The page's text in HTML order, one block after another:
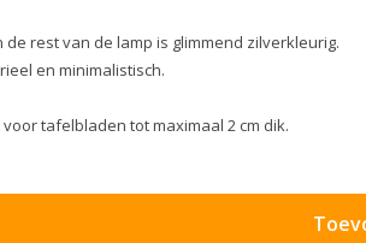
de rest van de lamp is glimmend zilverkleurig.
en minimalistisch.
tafelbladen tot maximaal 2 cm dik.